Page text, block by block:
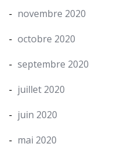
novembre 2020
octobre 2020
septembre 2020
juillet 2020
juin 2020
mai 2020